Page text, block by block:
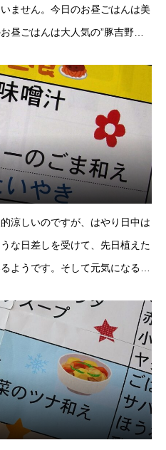
ません。今日のお昼ごはんは美
昼ごはんは大人気の”豚吉野
みのある料理だった
涼しいのですが、はやり日中は
な日差しを受けて、先日植えた
ようです。そして元気になるに
あっさり味の煮